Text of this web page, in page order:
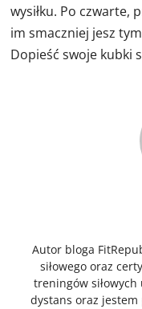
wysiłku. Po czwarte,
im smaczniej jesz
Dopieść swoje kubki
Autor bloga
siłowego oraz
treningów
dystans oraz